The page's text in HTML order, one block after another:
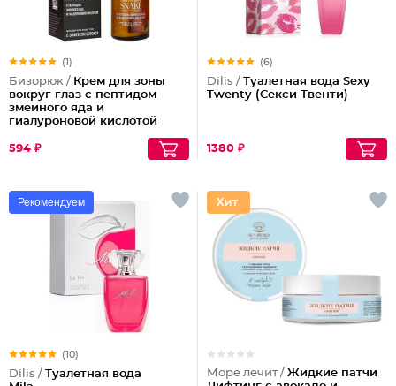
(1)
Бизорюк / Крем для зоны
вокруг глаз с пептидом
змеиного яда и
гиалуроновой кислотой
594 ₽
(6)
Dilis / Туалетная вода Sexy
Twenty (Секси Твенти)
1380 ₽
Рекомендуем
(10)
Dilis / Туалетная вода
Море лечит / Жидкие патчи